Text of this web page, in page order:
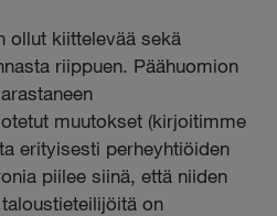
ollut kiittelevää sekä
riippuen. Päähuomion
muutokset (kirjoitimme
erityisesti perheyhtiöiden
piilee siinä, että niiden
on